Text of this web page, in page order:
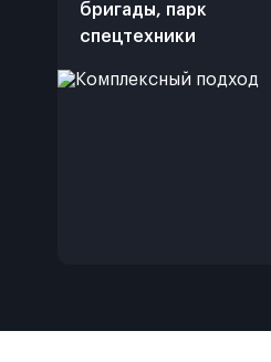
бригады, парк
спецтехники